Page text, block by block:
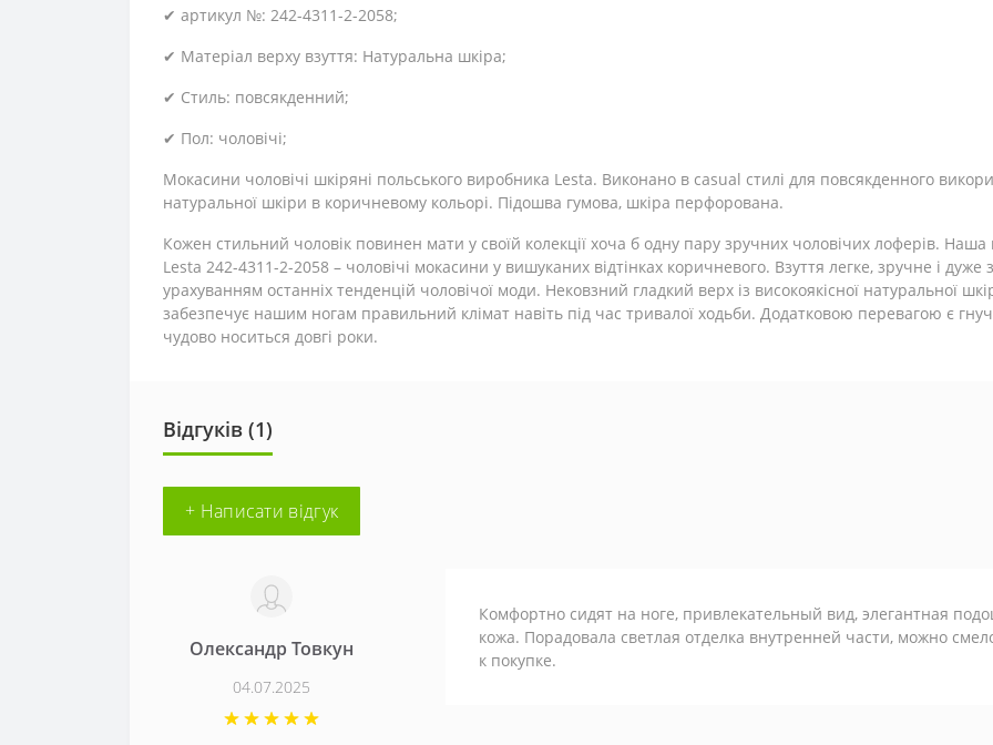
✔ артикул №: 242-4311-2-2058;
✔ Матеріал верху взуття: Натуральна шкіра;
✔ Стиль: повсякденний;
✔ Пол: чоловічі;
Мокасини чоловічі шкіряні польського виробника Lesta. Виконано в casual стилі для повсякденного
натуральної шкіри в коричневому кольорі. Підошва гумова, шкіра перфорована.
Кожен стильний чоловік повинен мати у своїй колекції хоча б одну пару зручних чоловічих лоферів. Наша
Lesta 242-4311-2-2058 – чоловічі мокасини у вишуканих відтінках коричневого. Взуття легке, зручне і
урахуванням останніх тенденцій чоловічої моди. Нековзний гладкий верх із високоякісної натуральної
забезпечує нашим ногам правильний клімат навіть під час тривалої ходьби. Додатковою перевагою є
чудово носиться довгі роки.
Відгуків (1)
+ Написати відгук
Олександр Товкун
04.07.2025
Комфортно сидят на ноге, привлекательный вид, элегантная
кожа. Порадовала светлая отделка внутренней части, можно
к покупке.